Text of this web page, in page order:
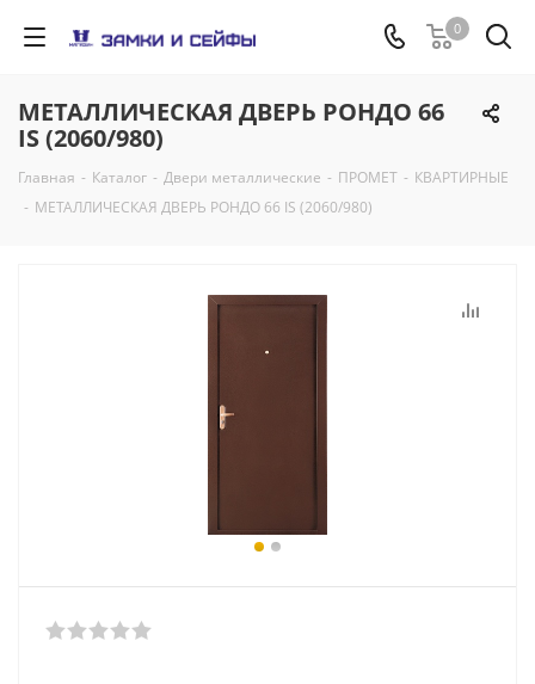
0
МЕТАЛЛИЧЕСКАЯ ДВЕРЬ РОНДО 66
IS (2060/980)
Главная - Каталог - Двери металлические - ПРОМЕТ - КВАРТИРНЫЕ
- МЕТАЛЛИЧЕСКАЯ ДВЕРЬ РОНДО 66 IS (2060/980)